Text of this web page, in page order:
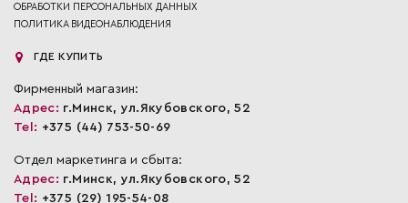
ОБРАБОТКИ ПЕРСОНАЛЬНЫХ ДАННЫХ
ПОЛИТИКА ВИДЕОНАБЛЮДЕНИЯ
ГДЕ КУПИТЬ
Фирменный магазин:
Адрес: г.Минск, ул.Якубовского, 52
Tel: +375 (44) 753-50-69
Отдел маркетинга и сбыта:
Адрес: г.Минск, ул.Якубовского, 52
Tel: +375 (29) 195-54-08